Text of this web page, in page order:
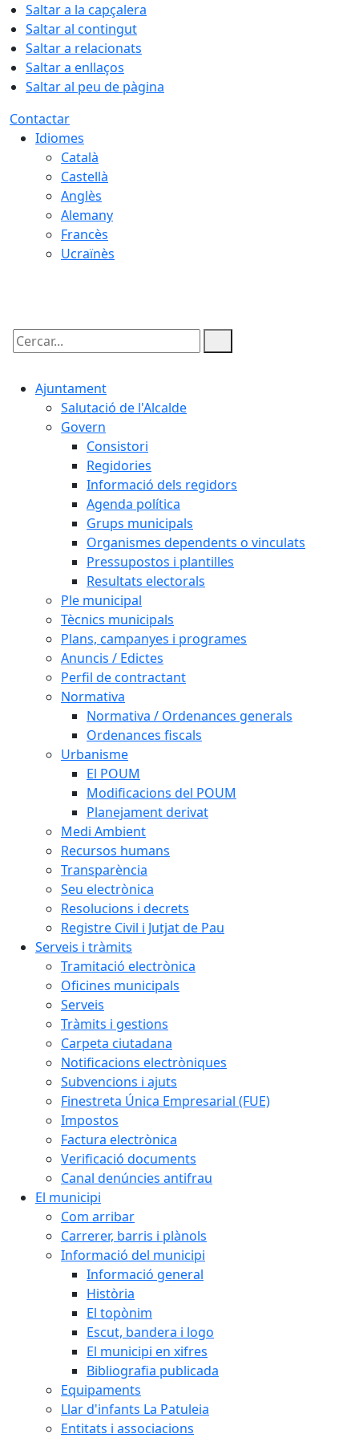
Saltar a la capçalera
Saltar al contingut
Saltar a relacionats
Saltar a enllaços
Saltar al peu de pàgina
Contactar
Idiomes
Català
Castellà
Anglès
Alemany
Francès
Ucraïnès
Cercar:
Ajuntament
Salutació de l'Alcalde
Govern
Consistori
Regidories
Informació dels regidors
Agenda política
Grups municipals
Organismes dependents o vinculats
Pressupostos i plantilles
Resultats electorals
Ple municipal
Tècnics municipals
Plans, campanyes i programes
Anuncis / Edictes
Perfil de contractant
Normativa
Normativa / Ordenances generals
Ordenances fiscals
Urbanisme
El POUM
Modificacions del POUM
Planejament derivat
Medi Ambient
Recursos humans
Transparència
Seu electrònica
Resolucions i decrets
Registre Civil i Jutjat de Pau
Serveis i tràmits
Tramitació electrònica
Oficines municipals
Serveis
Tràmits i gestions
Carpeta ciutadana
Notificacions electròniques
Subvencions i ajuts
Finestreta Única Empresarial (FUE)
Impostos
Factura electrònica
Verificació documents
Canal denúncies antifrau
El municipi
Com arribar
Carrerer, barris i plànols
Informació del municipi
Informació general
Història
El topònim
Escut, bandera i logo
El municipi en xifres
Bibliografia publicada
Equipaments
Llar d'infants La Patuleia
Entitats i associacions